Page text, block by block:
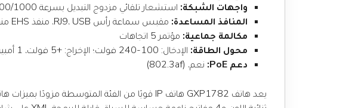
واجهات الشبكة: استشعار تلقائي مزدوج التبديل بسرعة 10/100/1000 ميجابت في الثانية
المنافذ المساعدة: مقبس سماعة رأس RJ9، USB، منفذ EHS منفصل
مكالمة جماعية: مؤتمر 5 اتجاهات
محول الطاقة: الإدخال: 100-240 فولت؛ الإخراج: +5 فولت، 1 أمبير
دعم PoE:
نعم، (802.3af)